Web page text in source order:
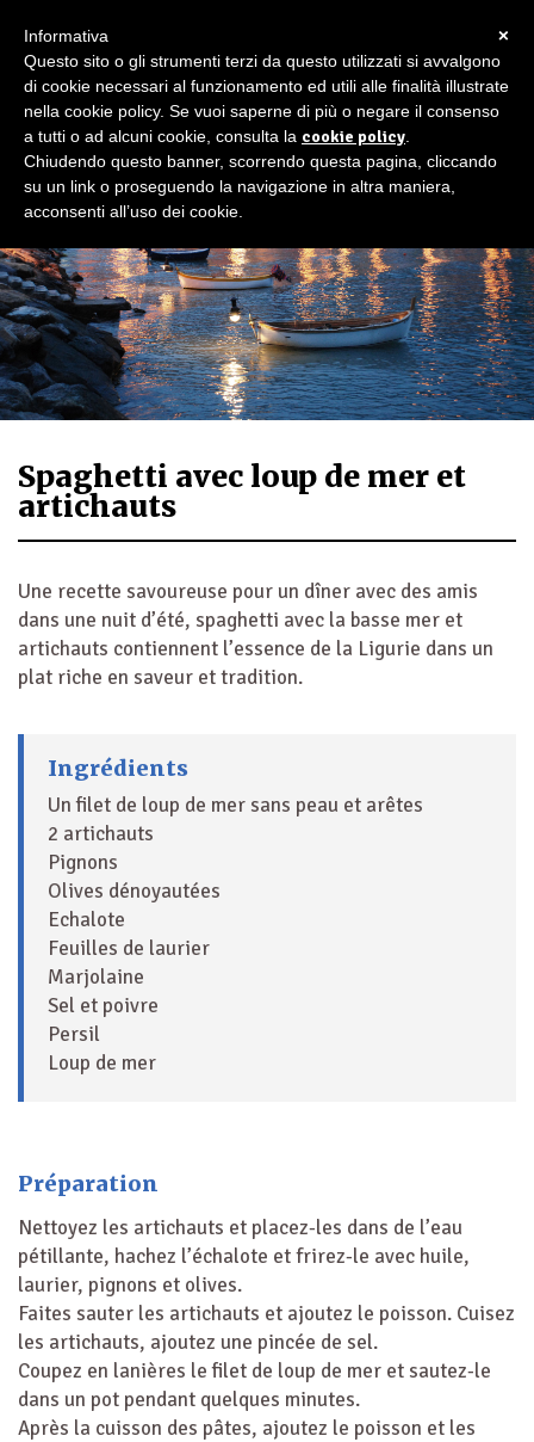
Spaghetti avec loup de mer et
artichauts
Une recette savoureuse pour un dîner avec des amis
dans une nuit d’été, spaghetti avec la basse mer et
artichauts contiennent l’essence de la Ligurie dans un
plat riche en saveur et tradition.
Ingrédients
Un filet de loup de mer sans peau et arêtes
2 artichauts
Pignons
Olives dénoyautées
Echalote
Feuilles de laurier
Marjolaine
Sel et poivre
Persil
Loup de mer
Préparation
Nettoyez les artichauts et placez-les dans de l’eau
pétillante, hachez l’échalote et frirez-le avec huile,
laurier, pignons et olives.
Faites sauter les artichauts et ajoutez le poisson. Cuisez
les artichauts, ajoutez une pincée de sel.
Coupez en lanières le filet de loup de mer et sautez-le
dans un pot pendant quelques minutes.
Après la cuisson des pâtes, ajoutez le poisson et les
×
Informativa
Questo sito o gli strumenti terzi da questo utilizzati si avvalgono
di cookie necessari al funzionamento ed utili alle finalità illustrate
nella cookie policy. Se vuoi saperne di più o negare il consenso
a tutti o ad alcuni cookie, consulta la cookie policy
Chiudendo questo banner, scorrendo questa pagina, cliccando
su un link o proseguendo la navigazione in altra maniera,
acconsenti all’uso dei cookie.